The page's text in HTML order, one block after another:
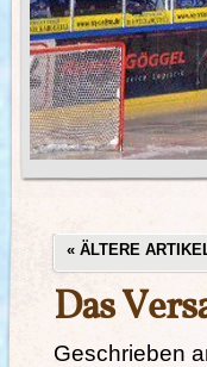
« ÄLTERE
Das
Geschrieben